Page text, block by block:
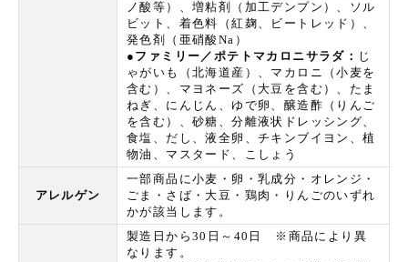
ノ酸等）、増粘剤（加工デンプン）、ソル
ビット、着色料（紅麹、ビートレッド）、
発色剤（亜硝酸Na）
●ファミリー／ポテトマカロニサラダ：
じ
ゃがいも（北海道産）、マカロニ（小麦を
含む）、マヨネーズ（大豆を含む）、たま
ねぎ、にんじん、ゆで卵、醸造酢（りんご
を含む）、砂糖、分離液状ドレッシング、
食塩、だし、液全卵、チキンブイヨン、植
物油、マスタード、こしょう
アレルゲン
一部商品に小麦・卵・乳成分・オレンジ・
ごま・さば・大豆・鶏肉・りんごのいずれ
かが該当します。
製造日から30日～40日 ※商品により異
なります。